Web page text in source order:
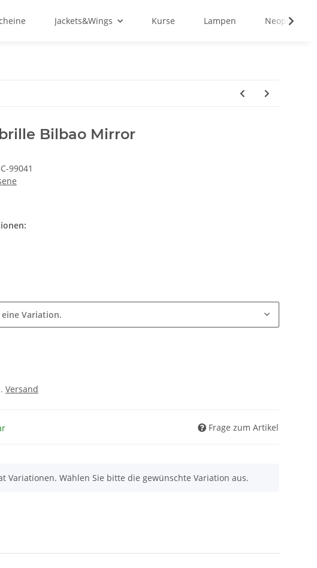
Jackets&Wings Kurse Lampen
Bilbao Mirror
99041
Variation.
Versand
Frage zum Artikel
Variationen. Wählen Sie bitte die gewünschte Variation aus.